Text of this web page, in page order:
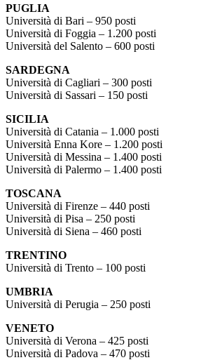
PUGLIA
Università di Bari – 950 posti
Università di Foggia – 1.200 posti
Università del Salento – 600 posti
SARDEGNA
Università di Cagliari – 300 posti
Università di Sassari – 150 posti
SICILIA
Università di Catania – 1.000 posti
Università Enna Kore – 1.200 posti
Università di Messina – 1.400 posti
Università di Palermo – 1.400 posti
TOSCANA
Università di Firenze – 440 posti
Università di Pisa – 250 posti
Università di Siena – 460 posti
TRENTINO
Università di Trento – 100 posti
UMBRIA
Università di Perugia – 250 posti
VENETO
Università di Verona – 425 posti
Università di Padova – 470 posti